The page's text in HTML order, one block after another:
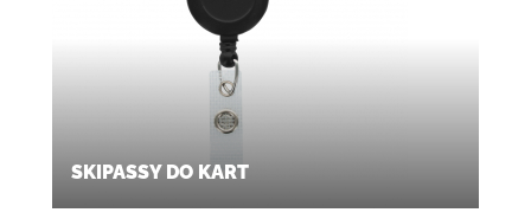
SKIPASSY DO KART